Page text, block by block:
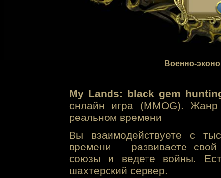
Военно-
My Lands: black gem
онлайн игра (MMOG). Жанр
реальном времени
Вы взаимодействуете с
времени – развиваете свой
союзы и ведете войны.
шахтерский сервер.